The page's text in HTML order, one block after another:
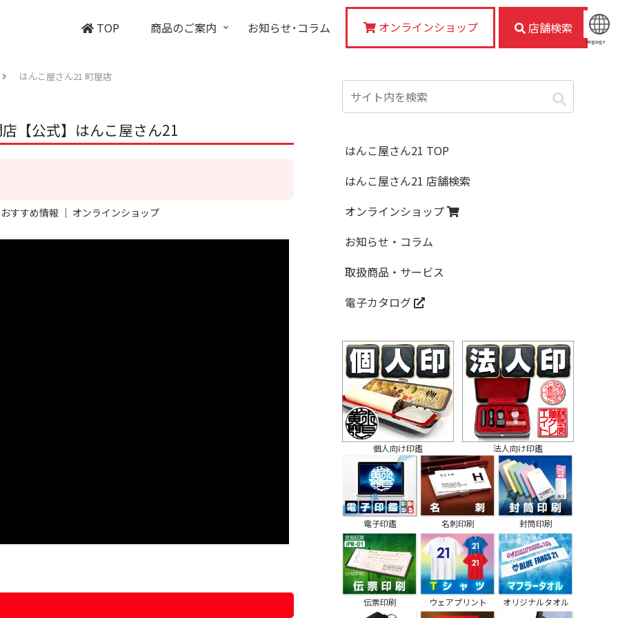
language
TOP 商品のご案内 お知らせ･コラム オンラインショップ 店舗検索
はんこ屋さん21 町屋店
【公式】はんこ屋さん21
おすすめ情報 ｜ オンラインショップ
はんこ屋さん21 TOP
はんこ屋さん21 店舗検索
オンラインショップ
お知らせ・コラム
取扱商品・サービス
電子カタログ
個人向け印鑑 法人向け印鑑
電子印鑑 名刺印刷 封筒印刷
伝票印刷 ウェアプリント オリジナルタオル